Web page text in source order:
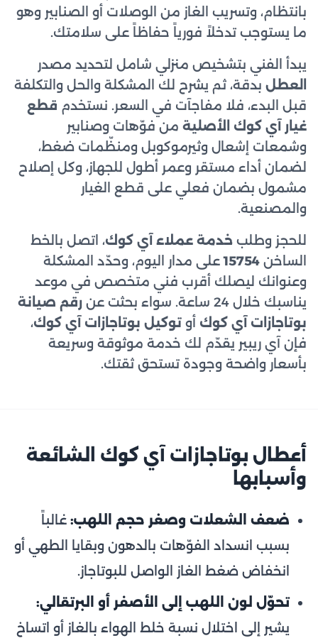
بانتظام، وتسريب الغاز من الوصلات أو الصنابير وهو
ما يستوجب تدخلاً فورياً حفاظاً على سلامتك.
يبدأ الفني بتشخيص منزلي شامل لتحديد مصدر
العطل بدقة، ثم يشرح لك المشكلة والحل والتكلفة
قبل البدء، فلا مفاجآت في السعر. نستخدم قطع
غيار آي كوك الأصلية من فوّهات وصنابير
وشمعات إشعال وثيرموكوبل ومنظّمات ضغط،
لضمان أداء مستقر وعمر أطول للجهاز، وكل إصلاح
مشمول بضمان فعلي على قطع الغيار
والمصنعية.
للحجز وطلب خدمة عملاء آي كوك، اتصل بالخط
الساخن 15754على مدار اليوم، وحدّد المشكلة
وعنوانك ليصلك أقرب فني متخصص في موعد
يناسبك خلال 24 ساعة. سواء بحثت عن
رقم صيانة
بوتاجازات آي كوك أو توكيل بوتاجازات آي كوك،
فإن آي ريبير يقدّم لك خدمة موثوقة وسريعة
بأسعار واضحة وجودة تستحق ثقتك.
أعطال بوتاجازات آي كوك الشائعة
وأسبابها
ضعف الشعلات وصغر حجم اللهب: غالباً
بسبب انسداد الفوّهات بالدهون وبقايا الطهي أو
انخفاض ضغط الغاز الواصل للبوتاجاز.
تحوّل لون اللهب إلى الأصفر أو البرتقالي:
يشير إلى اختلال نسبة خلط الهواء بالغاز أو اتساخ